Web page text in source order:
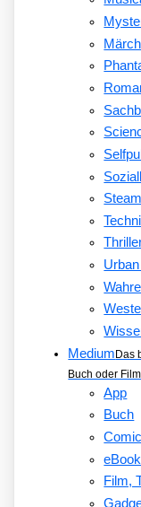
MediumDas
Buch oder Film
App
Buch
Comic
eBook
Film,